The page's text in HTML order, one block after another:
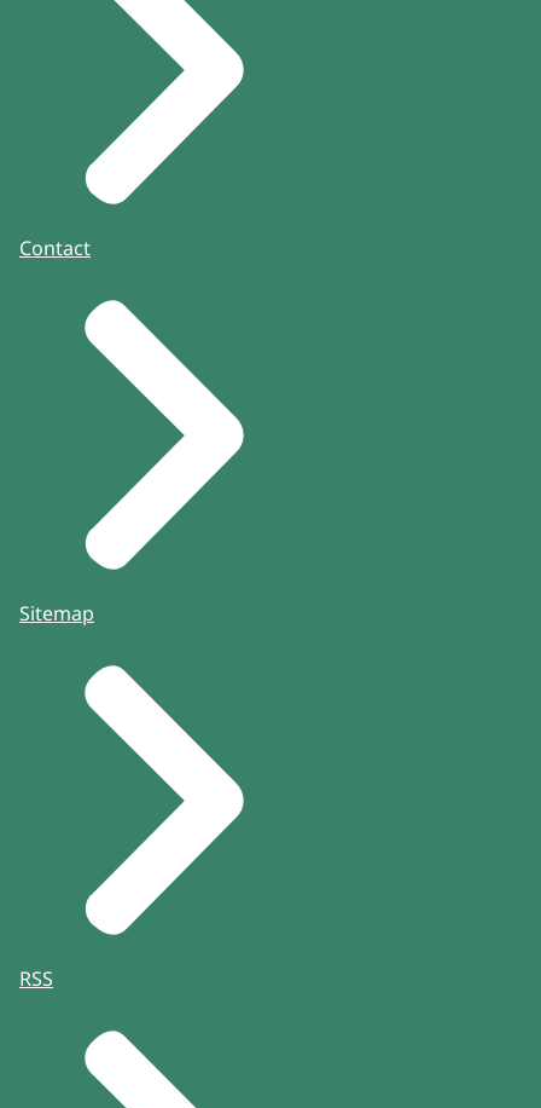
Contact
Sitemap
RSS